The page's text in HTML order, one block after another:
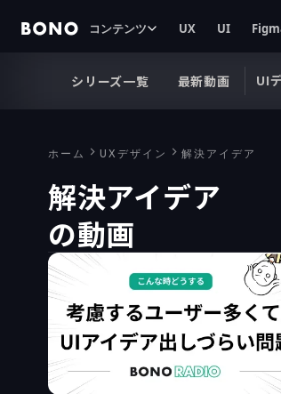
コンテンツ UX UI
シリーズ一覧 最新動画 UI
ホーム UXデザイン 解決アイデア
解決アイデア
の動画